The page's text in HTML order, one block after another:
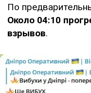
По
Около 04:10
взрывов.